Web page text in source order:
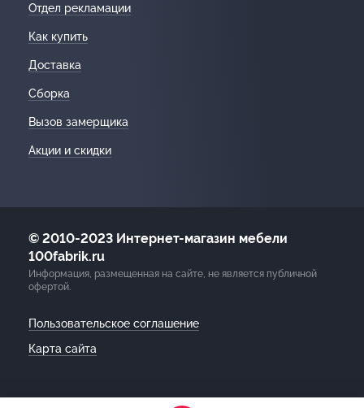
Отдел рекламации
Как купить
Доставка
Сборка
Вызов замерщика
Акции и скидки
© 2010-2023 Интернет-магазин мебели
100fabrik.ru
Информация, размещенная на сайте, не является публичной
офертой.
Пользовательское соглашение
Карта сайта